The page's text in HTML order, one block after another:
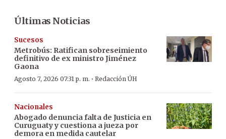
Últimas Noticias
Sucesos
Metrobús: Ratifican sobreseimiento
definitivo de ex ministro Jiménez
Gaona
Agosto 7, 2026 07:31 p. m. · Redacción ÚH
Nacionales
Abogado denuncia falta de Justicia en
Curuguaty y cuestiona a jueza por
demora en medida cautelar